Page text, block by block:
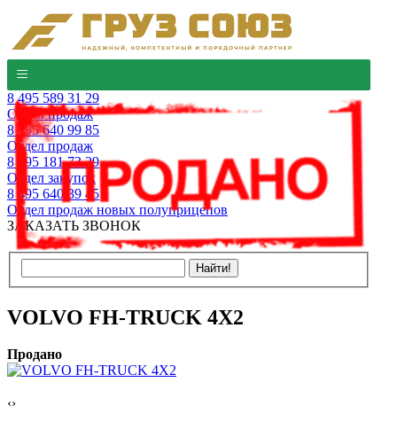
8 495 589 31 29
Отдел продаж
8 495 640 99 85
Отдел продаж
8 495 181 73 29
Отдел закупок
8 495 640 39 45
Отдел продаж новых полуприцепов
ЗАКАЗАТЬ ЗВОНОК
VOLVO FH-TRUCK 4X2
Продано
‹›